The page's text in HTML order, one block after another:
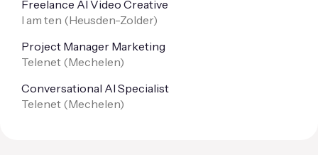
Freelance AI Video Creative
I am ten (Heusden-Zolder)
Project Manager Marketing
Telenet (Mechelen)
Conversational AI Specialist
Telenet (Mechelen)